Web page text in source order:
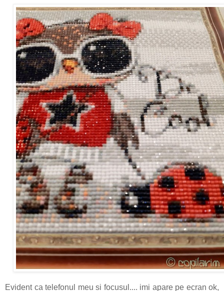
Evident ca telefonul meu si focusul.... imi apare pe ecran ok,